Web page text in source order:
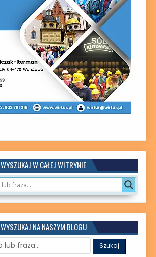
WYSZUKAJ W CAŁEJ WITRYNIE
WYSZUKAJ NA NASZYM BLOGU